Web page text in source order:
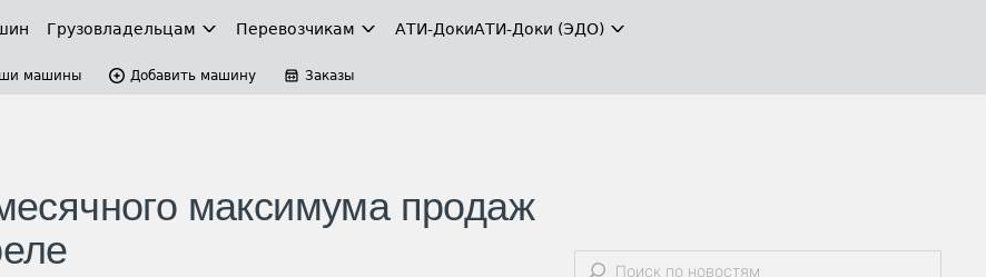
Грузовладельцам Перевозчикам АТИ-ДокиАТИ-Доки (ЭДО)
машины Добавить машину Заказы
максимума продаж